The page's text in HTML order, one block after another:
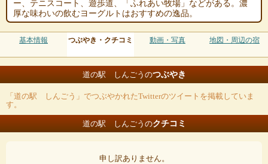
ー、テニスコート、遊歩道、「ふれあい牧場」などがある。濃
厚な味わいの飲むヨーグルトはおすすめの逸品。
基本情報 つぶやき・クチコミ 動画・写真 地図・周辺の宿
道の駅 しんごうのつぶやき
「道の駅 しんごう」でつぶやかれたTwitterのツイートを掲載していま
す。
道の駅 しんごうのクチコミ
申し訳ありません。